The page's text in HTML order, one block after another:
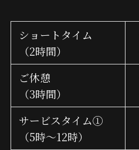
ショートタイム
（2時間）
ご休憩
（3時間）
サービスタイム①
（5時～12時）